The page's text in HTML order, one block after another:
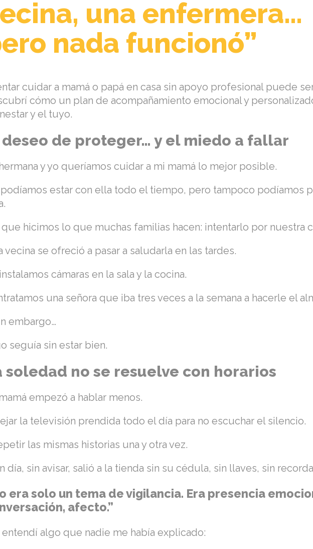
una enfermera…
nada funcionó”
cuidar a mamá o papá en casa sin apoyo profesional puede
cómo un plan de acompañamiento emocional y
y el tuyo.
deseo de proteger… y el miedo a fallar
y yo queríamos cuidar a mi mamá lo mejor posible.
estar con ella todo el tiempo, pero tampoco podíamos
hicimos lo que muchas familias hacen: intentarlo por nuestra
vecina se ofreció a pasar a saludarla en las tardes.
cámaras en la sala y la cocina.
una señora que iba tres veces a la semana a hacerle el
embargo…
seguía sin estar bien.
soledad no se resuelve con horarios
empezó a hablar menos.
la televisión prendida todo el día para no escuchar el silencio.
las mismas historias una y otra vez.
día, sin avisar, salió a la tienda sin su cédula, sin llaves, sin
era solo un tema de vigilancia. Era presencia
afecto.”
entendí algo que nadie me había explicado: